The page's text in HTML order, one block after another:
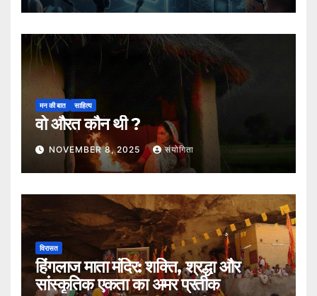
मन की बात साहित्य
वो औरत कौन थी ?
NOVEMBER 8, 2025 संयोगिता
विरासत
हिंगलाज माता मंदिर: शक्ति, श्रद्धा और
सांस्कृतिक एकता का अमर प्रतीक